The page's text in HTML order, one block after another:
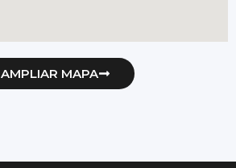
AMPLIAR MAPA